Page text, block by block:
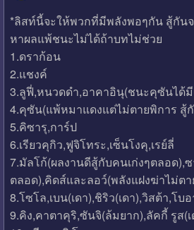
*ลิสท์นี้จะให้พวกที่มีพลังพอๆกัน สู้กัน
หาผลแพ้ชนะไม่ได้ถ้าบทไม่ช่วย
1.ดราก้อน
2.แชงค์
3.ลูฟี่,หนวดดำ,อาคาอินุ(ชนะคุซันได้
4.คุซัน(แพ้หมาแดงแต่ไม่ตายพิการ สู้
5.คิซารุ,การ์ป
6.เรียวคุกิว,ฟูจิโทระ,เซ็นโงคุ,เรย์ลี่
7.มัลโก้(ผลงานดีสู้กับคนเก่งๆตลอด),
ตลอด),คิดส์และลอว์(พลังแฝงฆ่าไม่ตา
8.โซโล,เบน(เดา),ชิริว(เดา),วิสต้า,โบอ
9.คิง,คาตาคุริ,ซันจิ(ล้มยาก),ลัคกี้ รูส(เ